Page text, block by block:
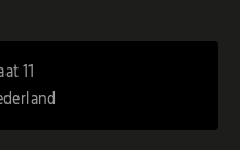
11